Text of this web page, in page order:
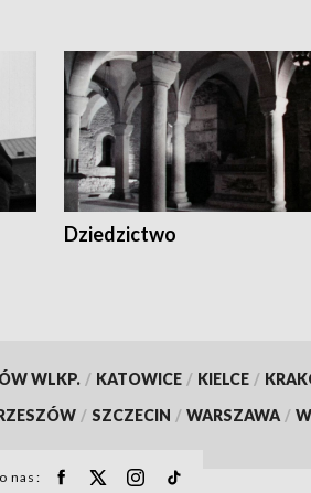
Dziedzictwo
WLKP. / KATOWICE / KIELCE /
/ SZCZECIN / WARSZAWA /
nas: